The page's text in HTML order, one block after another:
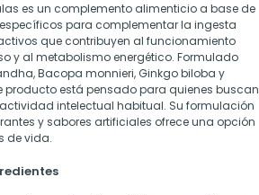
es un complemento alimenticio a base de
para complementar la ingesta
que contribuyen al funcionamiento
y al metabolismo energético. Formulado
Bacopa monnieri, Ginkgo biloba y
producto está pensado para quienes buscan
intelectual habitual. Su formulación
y sabores artificiales ofrece una opción
de vida.